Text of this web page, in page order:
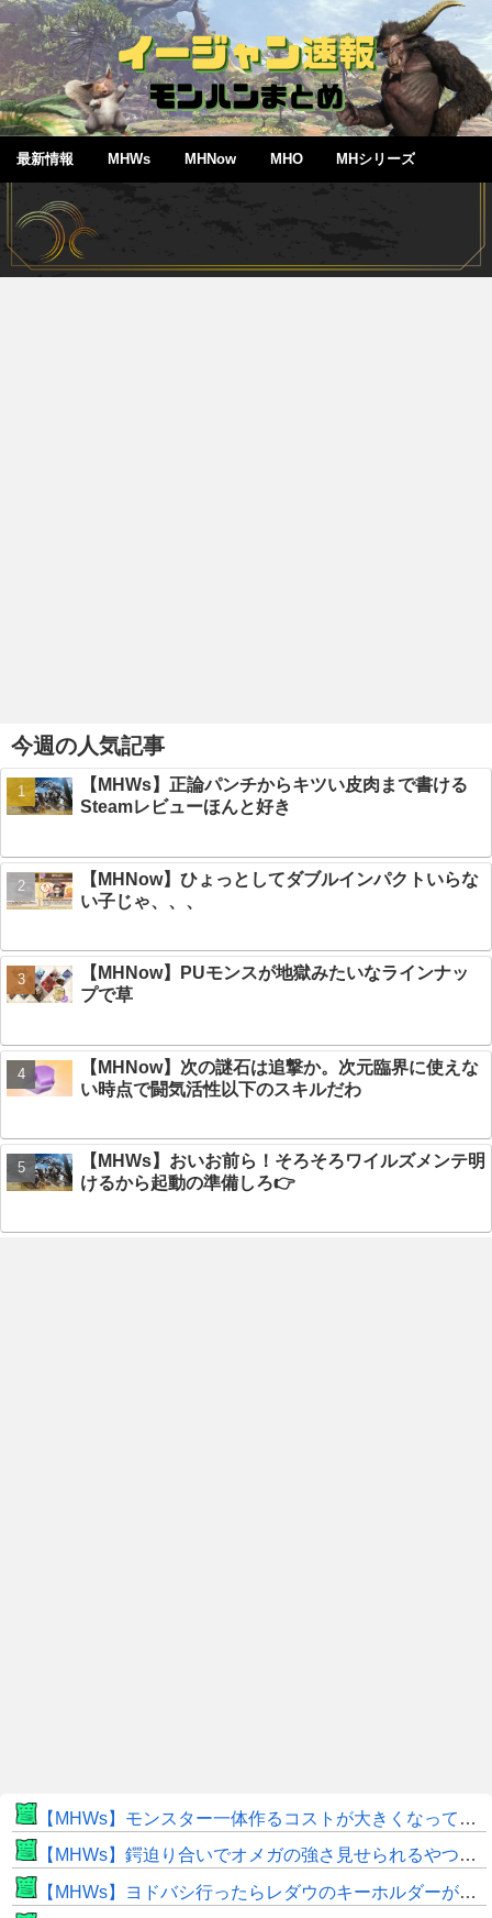
最新情報 MHWs MHNow MHO MHシリーズ
今週の人気記事
【MHWs】正論パンチからキツい皮肉まで書ける
Steamレビューほんと好き
【MHNow】ひょっとしてダブルインパクトいらな
い子じゃ、、、
【MHNow】PUモンスが地獄みたいなラインナッ
プで草
【MHNow】次の謎石は追撃か。次元臨界に使えな
い時点で闘気活性以下のスキルだわ
【MHWs】おいお前ら！そろそろワイルズメンテ明
けるから起動の準備しろ👉
【MHWs】モンスター一体作るコストが大きくなっている昨今でこそ亜種に頼るべきだよな
【MHWs】鍔迫り合いでオメガの強さ見せられるやつ一番すき
【MHWs】ヨドバシ行ったらレダウのキーホルダーが100円で売ってて草